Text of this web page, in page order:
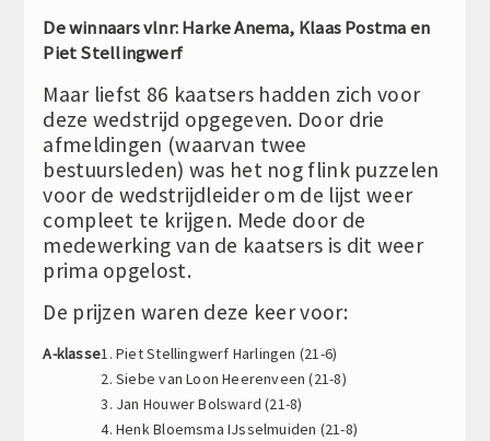
De winnaars vlnr: Harke Anema, Klaas Postma en
Piet Stellingwerf
Maar liefst 86 kaatsers hadden zich voor
deze wedstrijd opgegeven. Door drie
afmeldingen (waarvan twee
bestuursleden) was het nog flink puzzelen
voor de wedstrijdleider om de lijst weer
compleet te krijgen. Mede door de
medewerking van de kaatsers is dit weer
prima opgelost.
De prijzen waren deze keer voor:
A-klasse1. Piet Stellingwerf Harlingen (21-6)
2. Siebe van Loon Heerenveen (21-8)
3. Jan Houwer Bolsward (21-8)
4. Henk Bloemsma IJsselmuiden (21-8)